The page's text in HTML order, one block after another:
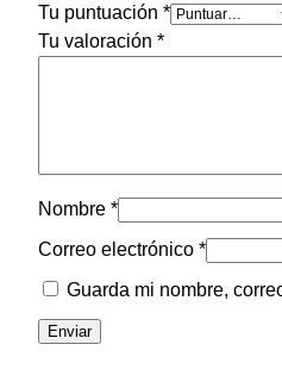
Tu puntuación *
Tu valoración *
Nombre *
Correo electrónico *
Guarda mi nombre,